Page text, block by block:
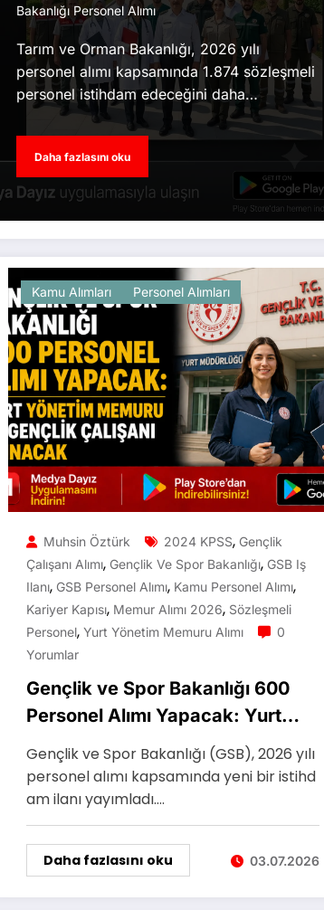
Bakanlığı Personel Alımı
Tarım ve Orman Bakanlığı, 2026 yılı
personel alımı kapsamında 1.874 sözleşmeli
personel istihdam edeceğini daha…
Daha fazlasını oku
Kamu Alımları Personel Alımları
Muhsin Öztürk 2024 KPSS, Gençlik
Çalışanı Alımı, Gençlik Ve Spor Bakanlığı, GSB Iş
Ilanı, GSB Personel Alımı, Kamu Personel Alımı,
Kariyer Kapısı, Memur Alımı 2026, Sözleşmeli
Personel, Yurt Yönetim Memuru Alımı
0
Yorumlar
Gençlik ve Spor Bakanlığı 600
Personel Alımı Yapacak: Yurt
Yönetim Memuru ve Gençlik
Çalışanı Alınacak
Gençlik ve Spor Bakanlığı (GSB), 2026 yılı
personel alımı kapsamında yeni bir istihd
am ilanı yayımladı.…
Daha fazlasını oku 03.07.2026